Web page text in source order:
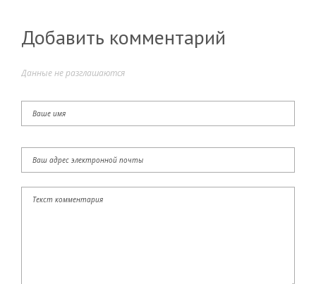
Добавить комментарий
Данные не разглашаются